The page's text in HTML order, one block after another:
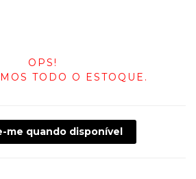
OPS!
TODO O ESTOQUE.
me quando disponível